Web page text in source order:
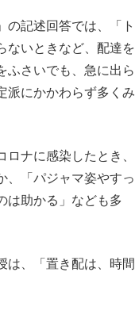
記述回答では、「ト
ないときなど、配達を
ふさいでも、急に出ら
派にかかわらず多くみ
ナに感染したとき、
、「パジャマ姿やすっ
は助かる」なども多
は、「置き配は、時間